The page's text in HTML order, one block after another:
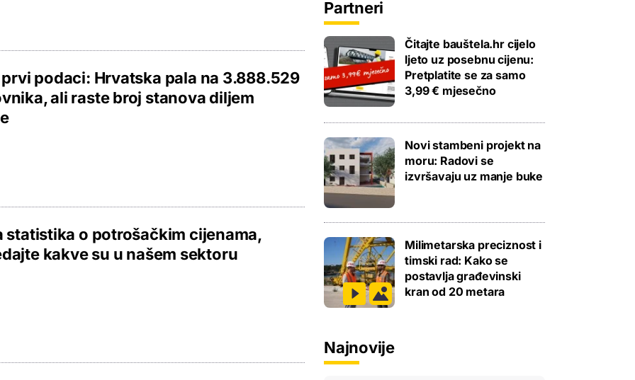
podaci: Hrvatska pala na 3.888.529
ali raste broj stanova diljem
statistika o potrošačkim cijenama,
kakve su u našem sektoru
Partneri
Čitajte bauštela.hr cijelo
ljeto uz posebnu cijenu:
Pretplatite se za samo
3,99 € mjesečno
Novi stambeni projekt na
moru: Radovi se
izvršavaju uz manje buke
Milimetarska preciznost i
timski rad: Kako se
postavlja građevinski
kran od 20 metara
Najnovije